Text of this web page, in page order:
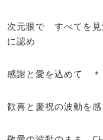
次元眼で すべてを
に認め
感謝と愛を込めて
歓喜と慶祝の波動を